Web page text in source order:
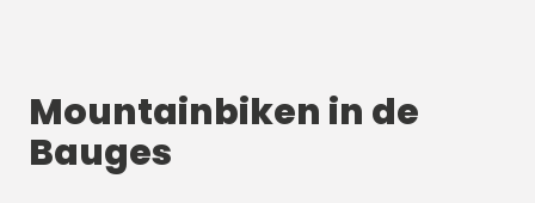
Mountainbiken in de
Bauges